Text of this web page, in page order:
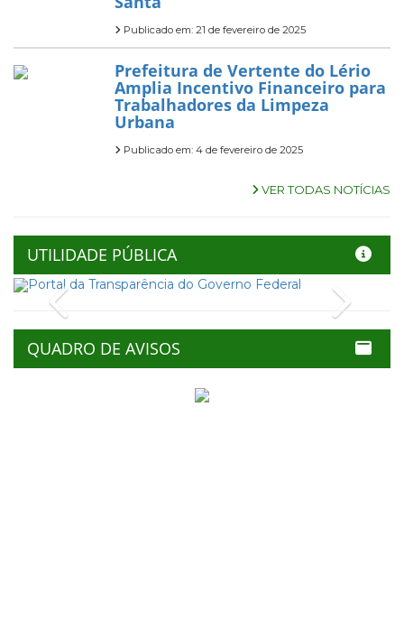
Publicado em: 21 de fevereiro de 2025
Prefeitura de Vertente do Lério
Amplia Incentivo Financeiro para
Trabalhadores da Limpeza
Urbana
Publicado em: 4 de fevereiro de 2025
VER TODAS NOTÍCIAS
UTILIDADE PÚBLICA
Previous
QUADRO DE AVISOS